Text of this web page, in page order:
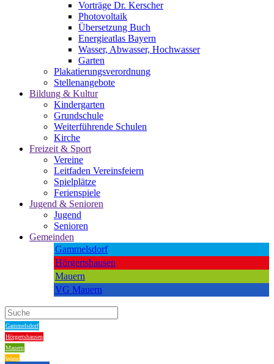
Vorträge Dr. Kerscher
Photovoltaik
Übersetzung Buch
Energieatlas Bayern
Wasser, Abwasser, Hochwasser
Garten
Plakatierungsverordnung
Stellenangebote
Bildung & Kultur
Kindergarten
Grundschule
Weiterführende Schulen
Kirche
Freizeit & Sport
Vereine
Leitfaden Vereinsfeiern
Spielplätze
Ferienspiele
Jugend & Senioren
Jugend
Senioren
Gemeinden
Gammelsdorf
Hörgertshausen
Mauern
VG Mauern
Gammelsdorf
Hörgertshausen
Mauern
Wang